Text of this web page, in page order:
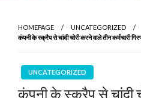
HOMEPAGE
UNCATEGORIZED
कंपनी के स्क्रैप से चांदी चोरी करने वाले तीन कर्मचारी
UNCATEGORIZED
कंपनी के स्क्रैप से चांदी